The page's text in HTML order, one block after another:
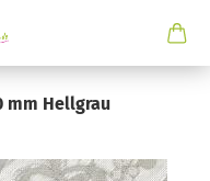
mm Hellgrau